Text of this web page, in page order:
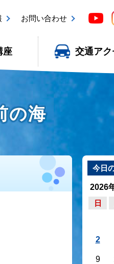
お問い合わせ
座 交通アク
の海
今日
2026
日
2
9